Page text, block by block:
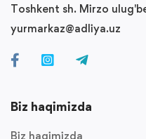
Toshkent sh. Mirzo
yurmarkaz@adliya.uz
Biz haqimizda
Biz haqimizda